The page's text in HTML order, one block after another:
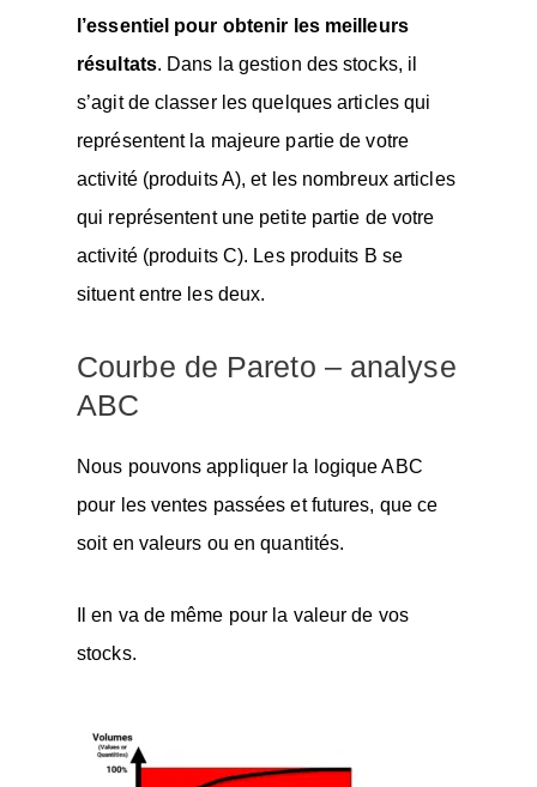
l’essentiel pour obtenir les meilleurs
résultats. Dans la gestion des stocks, il
s’agit de classer les quelques articles qui
représentent la majeure partie de votre
activité (produits A), et les nombreux articles
qui représentent une petite partie de votre
activité (produits C). Les produits B se
situent entre les deux.
Courbe de Pareto – analyse
ABC
Nous pouvons appliquer la logique ABC
pour les ventes passées et futures, que ce
soit en valeurs ou en quantités.
Il en va de même pour la valeur de vos
stocks.